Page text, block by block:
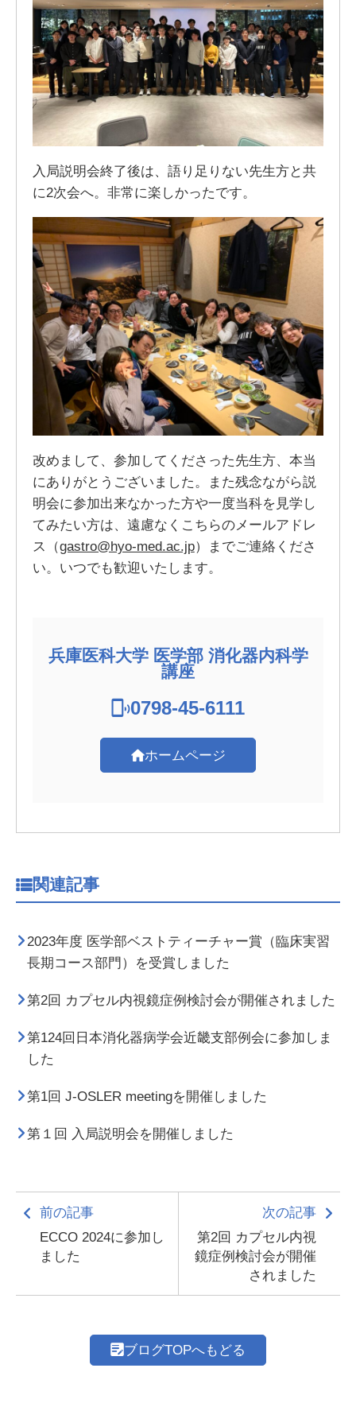
入局説明会終了後は、語り足りない先生方と共
に2次会へ。非常に楽しかったです。
改めまして、参加してくださった先生方、本当
にありがとうございました。また残念ながら説
明会に参加出来なかった方や一度当科を見学し
てみたい方は、遠慮なくこちらのメールアドレ
ス（gastro@hyo-med.ac.jp）までご連絡くださ
い。いつでも歓迎いたします。
兵庫医科大学 医学部 消化器内科学
講座
0798-45-6111
ホームページ
関連記事
2023年度 医学部ベストティーチャー賞（臨床実習
長期コース部門）を受賞しました
第2回 カプセル内視鏡症例検討会が開催されました
第124回日本消化器病学会近畿支部例会に参加しま
した
第1回 J-OSLER meetingを開催しました
第１回 入局説明会を開催しました
前の記事
ECCO 2024に参加し
ました
次の記事
第2回 カプセル内視
鏡症例検討会が開催
されました
ブログTOPへもどる